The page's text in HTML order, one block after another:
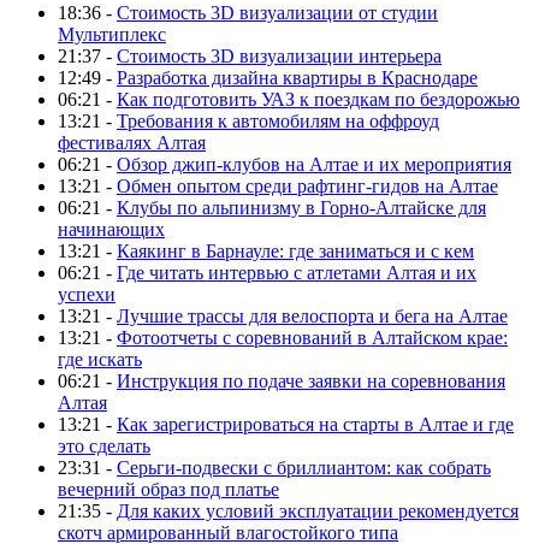
18:36 - Стоимость 3D визуализации от студии
Мультиплекс
21:37 - Стоимость 3D визуализации интерьера
12:49 - Разработка дизайна квартиры в Краснодаре
06:21 - Как подготовить УАЗ к поездкам по бездорожью
13:21 - Требования к автомобилям на оффроуд
фестивалях Алтая
06:21 - Обзор джип-клубов на Алтае и их мероприятия
13:21 - Обмен опытом среди рафтинг-гидов на Алтае
06:21 - Клубы по альпинизму в Горно-Алтайске для
начинающих
13:21 - Каякинг в Барнауле: где заниматься и с кем
06:21 - Где читать интервью с атлетами Алтая и их
успехи
13:21 - Лучшие трассы для велоспорта и бега на Алтае
13:21 - Фотоотчеты с соревнований в Алтайском крае:
где искать
06:21 - Инструкция по подаче заявки на соревнования
Алтая
13:21 - Как зарегистрироваться на старты в Алтае и где
это сделать
23:31 - Серьги-подвески с бриллиантом: как собрать
вечерний образ под платье
21:35 - Для каких условий эксплуатации рекомендуется
скотч армированный влагостойкого типа